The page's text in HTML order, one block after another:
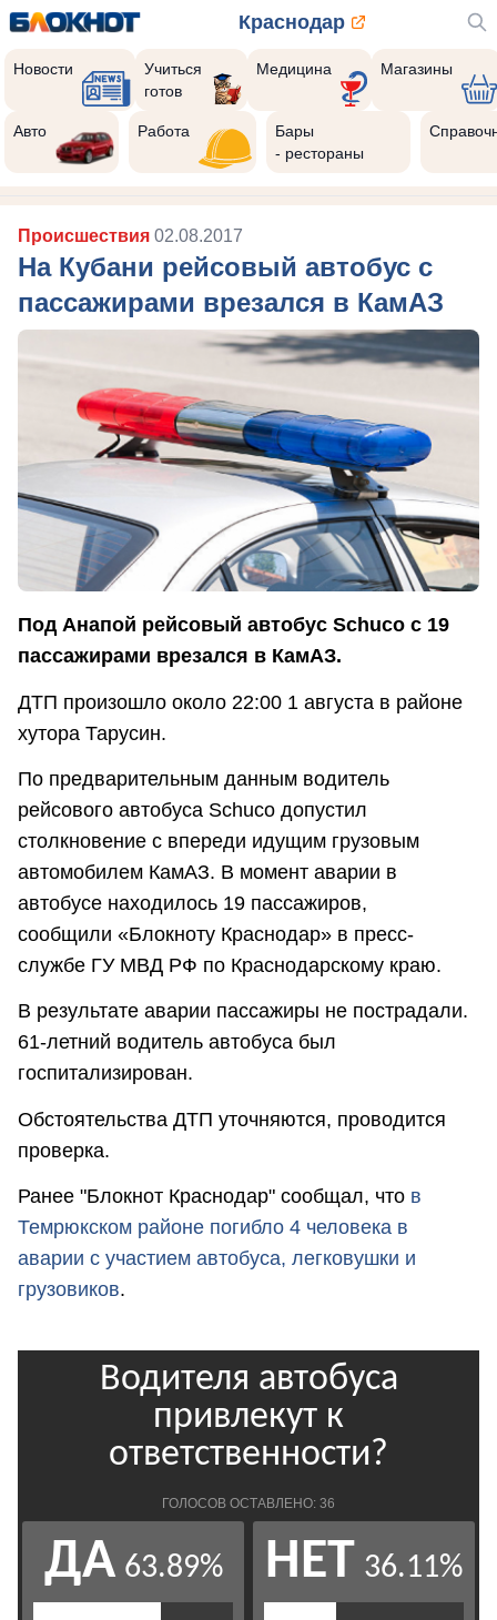
Краснодар
Новости
Учиться
готов
Медицина Магазины
Авто Работа
Бары
- рестораны
Происшествия 02.08.2017
На Кубани рейсовый автобус с
пассажирами врезался в КамАЗ
Под Анапой рейсовый автобус Schuco с 19
пассажирами врезался в КамАЗ.
ДТП произошло около 22:00 1 августа в районе
хутора Тарусин.
По предварительным данным водитель
рейсового автобуса Schuco допустил
столкновение с впереди идущим грузовым
автомобилем КамАЗ. В момент аварии в
автобусе находилось 19 пассажиров,
сообщили «Блокноту Краснодар» в пресс-
службе ГУ МВД РФ по Краснодарскому краю.
В результате аварии пассажиры не пострадали.
61-летний водитель автобуса был
госпитализирован.
Обстоятельства ДТП уточняются, проводится
проверка.
Ранее "Блокнот Краснодар" сообщал, что в
Темрюкском районе погибло 4 человека в
аварии с участием автобуса, легковушки и
грузовиков.